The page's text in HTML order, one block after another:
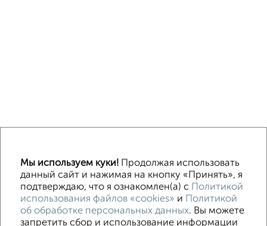
ИЖС СНТ В черте города От собственника
Контакты
Политика конфиденциальности
Пользовательское соглашение
Сургут, улица Ленинградская 11
Мы используем куки! Продолжая использовать
данный сайт и нажимая на кнопку «Принять», я
подтверждаю, что я ознакомлен(а) с Политикой
использования файлов «cookies» и Политикой
об обработке персональных данных. Вы можете
запретить сбор и использование информации